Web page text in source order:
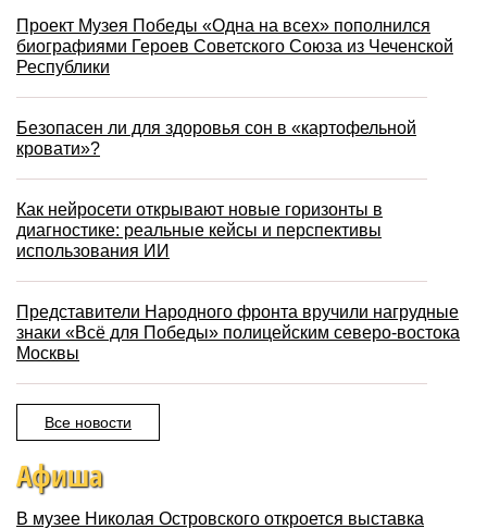
Проект Музея Победы «Одна на всех» пополнился
биографиями Героев Советского Союза из Чеченской
Республики
Безопасен ли для здоровья сон в «картофельной
кровати»?
Как нейросети открывают новые горизонты в
диагностике: реальные кейсы и перспективы
использования ИИ
Представители Народного фронта вручили нагрудные
знаки «Всё для Победы» полицейским северо-востока
Москвы
Все новости
Афиша
В музее Николая Островского откроется выставка